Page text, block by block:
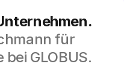
.
für
GLOBUS.